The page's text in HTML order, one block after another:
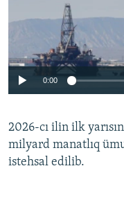
Auto
No media
0:00
2026-cı ilin ilk
milyard manatlıq
istehsal edilib.